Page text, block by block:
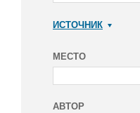
ИСТОЧНИК
МЕСТО
АВТОР